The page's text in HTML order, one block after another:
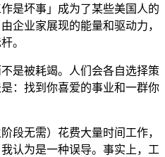
是坏事」成为了某些美国人的
企业家展现的能量和驱动力，
。
是被耗竭。人们会各自选择策
：找到你喜爱的事业和一群你
段无需）花费大量时间工作，
认为是一种误导。事实上，工